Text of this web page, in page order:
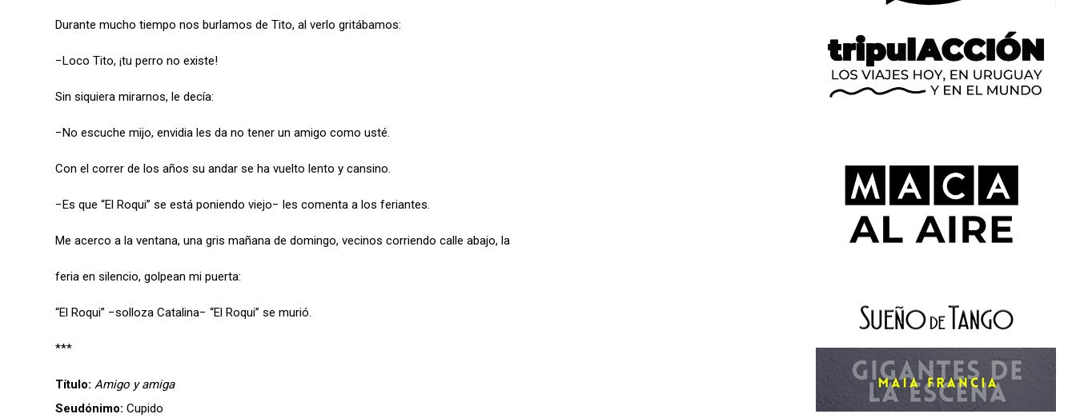
Durante mucho tiempo nos burlamos de Tito, al verlo gritábamos:
−Loco Tito, ¡tu perro no existe!
Sin siquiera mirarnos, le decía:
−No escuche mijo, envidia les da no tener un amigo como usté.
Con el correr de los años su andar se ha vuelto lento y cansino.
−Es que “El Roqui” se está poniendo viejo− les comenta a los feriantes.
Me acerco a la ventana, una gris mañana de domingo, vecinos corriendo calle abajo, la
feria en silencio, golpean mi puerta:
“El Roqui” −solloza Catalina− “El Roqui” se murió.
***
Título: Amigo y amiga
Seudónimo: Cupido